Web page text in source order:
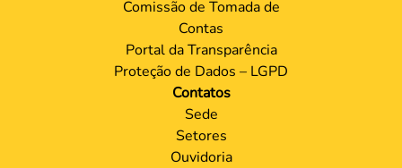
Comissão de Tomada de
Contas
Portal da Transparência
Proteção de Dados – LGPD
Contatos
Sede
Setores
Ouvidoria